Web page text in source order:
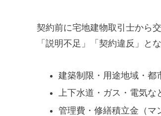
契約前に宅地建物取引士から
「説明不足」「契約違反」と
建築制限・用途地域・都
上下水道・ガス・電気な
管理費・修繕積立金（マ